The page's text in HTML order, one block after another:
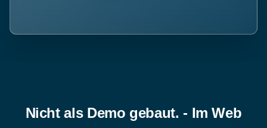
Nicht als Demo gebaut. - Im Web